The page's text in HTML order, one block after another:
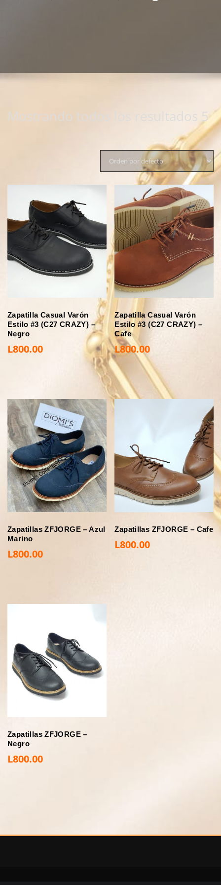
Mostrando todos los resultados 5
Zapatilla Casual Varón
Estilo #3 (C27 CRAZY) –
Negro
L800.00
Zapatilla Casual Varón
Estilo #3 (C27 CRAZY) –
Cafe
L800.00
Zapatillas ZFJORGE – Azul
Marino
L800.00
Zapatillas ZFJORGE – Cafe
L800.00
Zapatillas ZFJORGE –
Negro
L800.00